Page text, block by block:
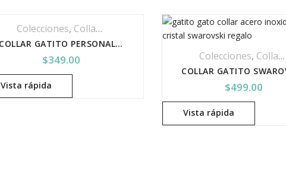
Colecciones, Collar Acero Inoxidable ,Collares,Joyería,
COLLAR GATITO PERSONALIZADO
$349.00
Vista rápida
Colecciones, Collares Y Dijes
$499.00
Vista rápida